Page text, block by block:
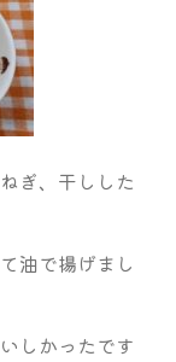
ぎ、干しした
油で揚げまし
しかったです